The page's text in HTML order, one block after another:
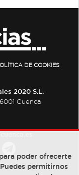
DE COOKIES
2020 S.L.
Cuenca
poder ofrecerte
permitirnos